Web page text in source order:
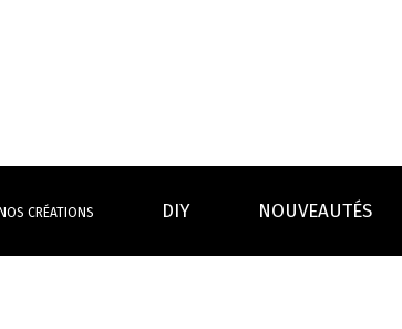
CRÉATIONS DIY NOUVEAUTÉS